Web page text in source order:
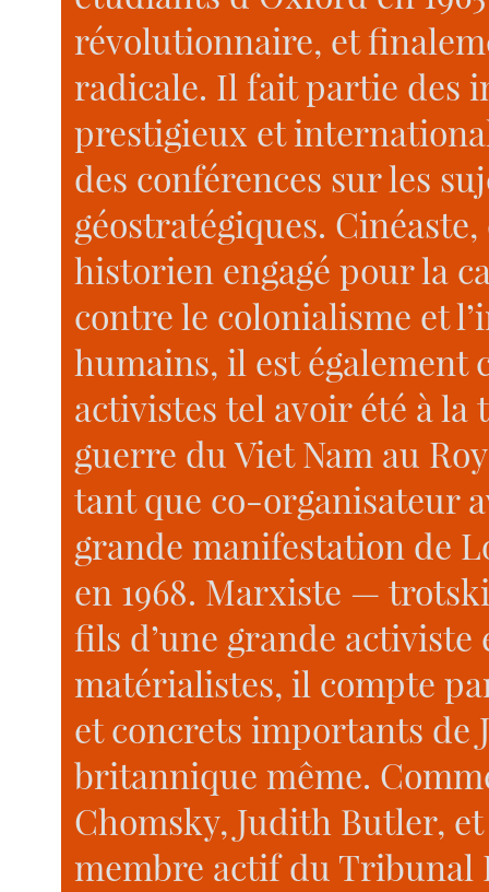
révolutionnaire, et
radicale. Il fait partie des
prestigieux et
des conférences sur les
géostratégiques.
historien engagé pour la
contre le colonialisme et
humains, il est également
activistes tel avoir été à
guerre du Viet Nam au
tant que co-organisateur
grande manifestation de
en 1968. Marxiste —
fils d’une grande
matérialistes, il compte
et concrets importants de
britannique même.
Chomsky, Judith Butler,
membre actif du Tribunal